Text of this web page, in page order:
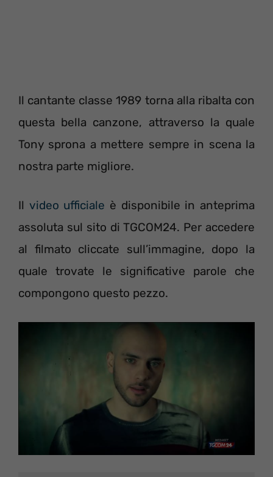
Il cantante classe 1989 torna alla ribalta con
questa bella canzone, attraverso la quale
Tony sprona a mettere sempre in scena la
nostra parte migliore.
Il video ufficiale è disponibile in anteprima
assoluta sul sito di TGCOM24. Per accedere
al filmato cliccate sull’immagine, dopo la
quale trovate le significative parole che
compongono questo pezzo.